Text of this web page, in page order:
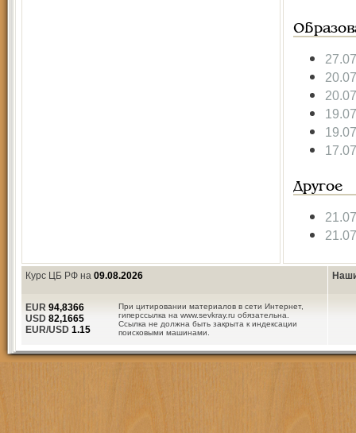
Другое
Курс ЦБ РФ на 09.08.2026
При цитировании материалов в сети Интернет,
гиперссылка на www.sevkray.ru обязательна.
Ссылка не должна быть закрыта к индексации
поисковыми машинами.
EUR 94,8366
USD 82,1665
EUR/USD 1.15